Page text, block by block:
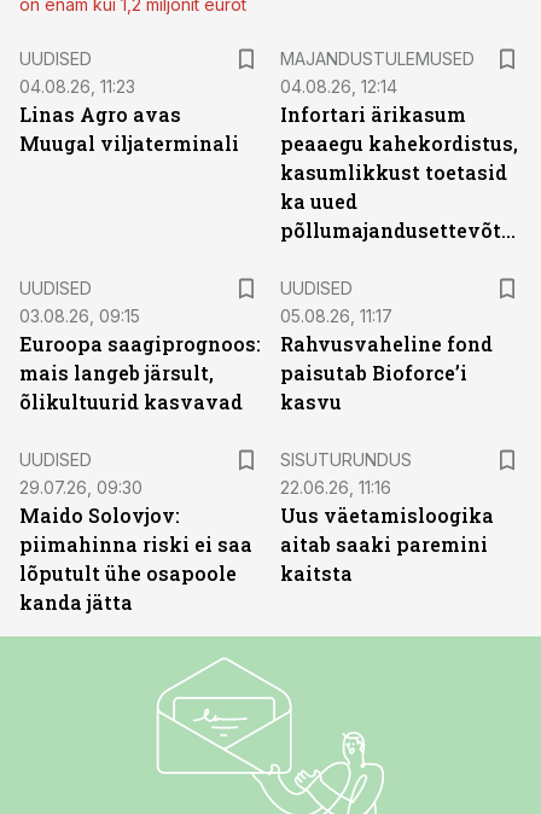
on enam kui 1,2 miljonit eurot
UUDISED
04.08.26, 11:23
Linas Agro avas
Muugal viljaterminali
MAJANDUSTULEMUSED
04.08.26, 12:14
Infortari ärikasum
peaaegu kahekordistus,
kasumlikkust toetasid
ka uued
põllumajandusettevõtted
UUDISED
03.08.26, 09:15
Euroopa saagiprognoos:
mais langeb järsult,
õlikultuurid kasvavad
UUDISED
05.08.26, 11:17
Rahvusvaheline fond
paisutab Bioforce’i
kasvu
UUDISED
29.07.26, 09:30
Maido Solovjov:
piimahinna riski ei saa
lõputult ühe osapoole
kanda jätta
SISUTURUNDUS
22.06.26, 11:16
Uus väetamisloogika
aitab saaki paremini
kaitsta